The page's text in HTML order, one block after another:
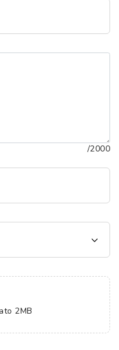
/2000
2MB